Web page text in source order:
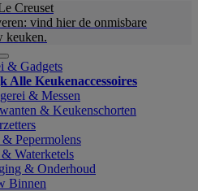
Creuset
vind hier de onmisbare
keuken.
& Gadgets
Alle Keukenaccessoires
& Messen
& Keukenschorten
Pepermolens
Waterketels
& Onderhoud
Binnen